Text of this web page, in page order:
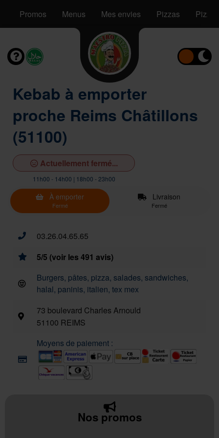
Promos Menus Mes envies Pizzas
Kebab à emporter
proche Reims Châtillons
(51100)
Actuellement fermé...
11h00 - 14h00 | 18h00 - 23h00
À emporter
Fermé
Livraison
Fermé
03.26.04.65.65
5/5 (voir les 491 avis)
Burgers, pâtes, pizza, salades, sandwiches,
halal, paninis, italien, tex mex
73 boulevard Charles Arnould
51100 REIMS
Moyens de paiement :
Nos promos